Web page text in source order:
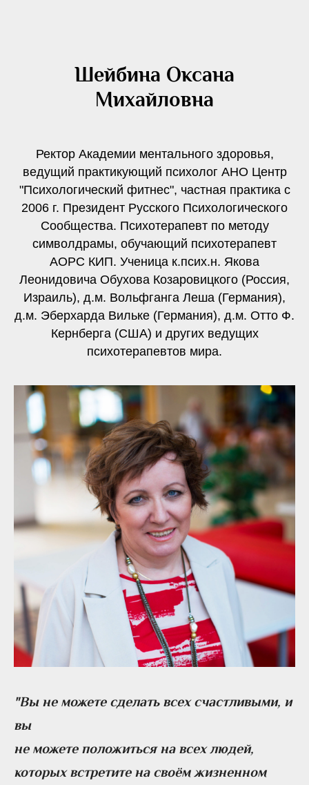
Шейбина Оксана
Михайловна
Ректор Академии ментального здоровья,
ведущий практикующий психолог АНО Центр
"Психологический фитнес", частная практика с
2006 г. Президент Русского Психологического
Сообщества. Психотерапевт по методу
символдрамы, обучающий психотерапевт
АОРС КИП. Ученица к.псих.н. Якова
Леонидовича Обухова Козаровицкого (Россия,
Израиль), д.м. Вольфганга Леша (Германия),
д.м. Эберхарда Вильке (Германия), д.м. Отто Ф.
Кернберга (США) и других ведущих
психотерапевтов мира.
"Вы не можете сделать всех счастливыми, и
вы
не можете положиться на всех людей,
которых встретите на своём жизненном